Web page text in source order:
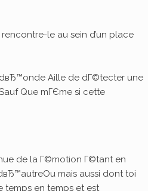
le au sein d’un place
Aille de dГ©tecter une
Que mГЄme si cette
de la Г©motion Г©tant en
mais aussi dont toi
temps en temps et est